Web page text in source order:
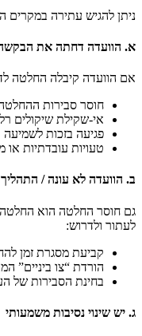
ניתן להגיש עתירה במקרים
א. הוועדה דחתה את
אם הוועדה קיבלה החלטה
חוסר סבירות
אי-שקילת שיקולים
פגיעה בזכות לשמיעה
טעויות עובדתיות או
ב. הוועדה לא עונה /
גם חוסר החלטה הוא
לעתור ולדרוש:
קביעת מסגרת זמן
הורדת “צו ביניים”
בחינת הסבירות של
ג. יש שינוי נסיבות משמעותי